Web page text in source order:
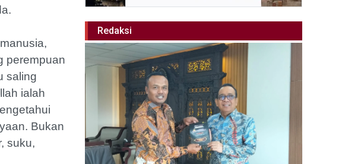
perempuan
saling
ialah
Bukan
suku,
Redaksi